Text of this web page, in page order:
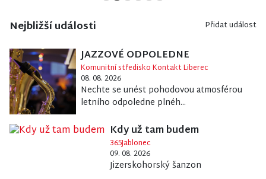
Nejbližší události Přidat událost
JAZZOVÉ ODPOLEDNE
Komunitní středisko Kontakt Liberec
08. 08. 2026
Nechte se unést pohodovou atmosférou
letního odpoledne plnéh...
Kdy už tam budem
365Jablonec
09. 08. 2026
Jizerskohorský šanzon